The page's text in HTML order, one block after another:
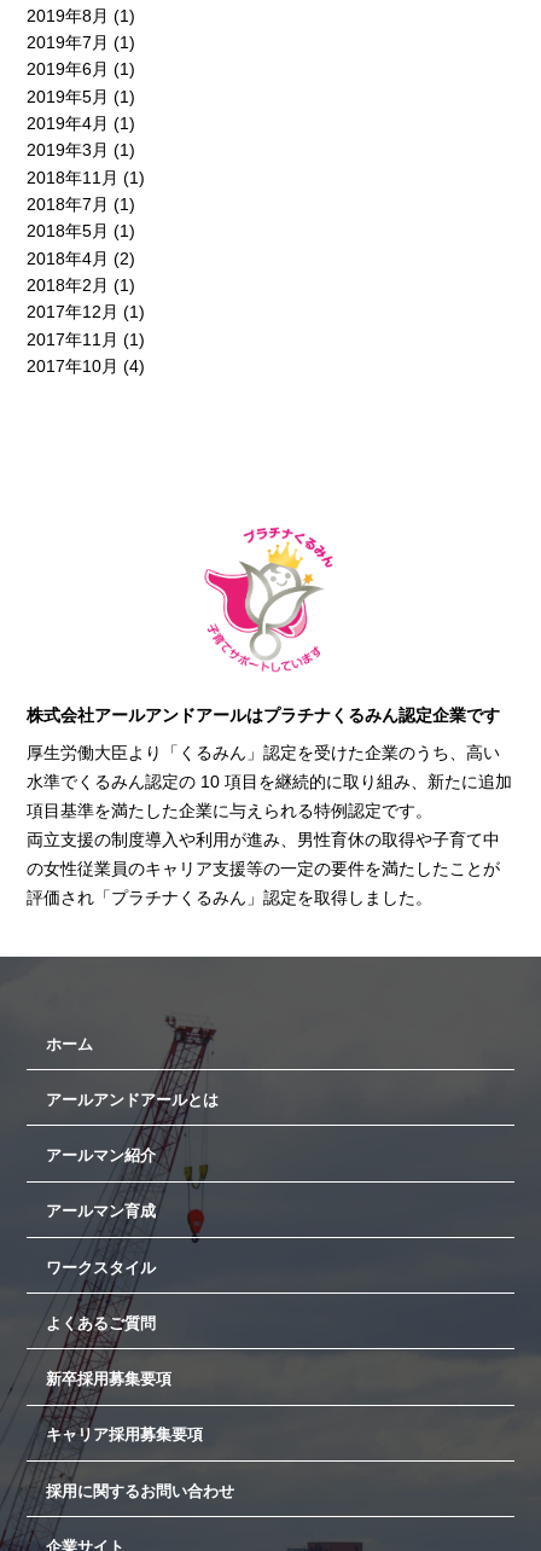
2019年8月 (1)
2019年7月 (1)
2019年6月 (1)
2019年5月 (1)
2019年4月 (1)
2019年3月 (1)
2018年11月 (1)
2018年7月 (1)
2018年5月 (1)
2018年4月 (2)
2018年2月 (1)
2017年12月 (1)
2017年11月 (1)
2017年10月 (4)
株式会社アールアンドアールはプラチナくるみん認定企業です
厚生労働大臣より「くるみん」認定を受けた企業のうち、高い
水準でくるみん認定の 10 項目を継続的に取り組み、新たに追加
項目基準を満たした企業に与えられる特例認定です。
両立支援の制度導入や利用が進み、男性育休の取得や子育て中
の女性従業員のキャリア支援等の一定の要件を満たしたことが
評価され「プラチナくるみん」認定を取得しました。
ホーム
アールアンドアールとは
アールマン紹介
アールマン育成
ワークスタイル
よくあるご質問
新卒採用募集要項
キャリア採用募集要項
採用に関するお問い合わせ
企業サイト